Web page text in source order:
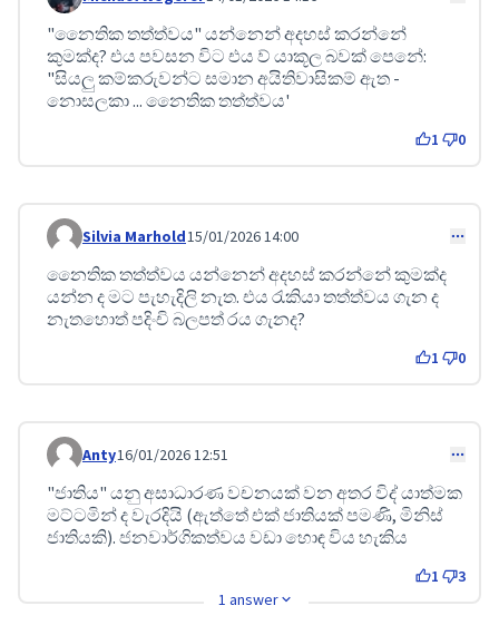
Comment 524
"නෛතික තත්ත්වය" යන්නෙන් අදහස් කරන්නේ
කුමක්ද? එය පවසන විට එය ව් යාකූල බවක් පෙනේ:
"සියලු කම්කරුවන්ට සමාන අයිතිවාසිකම් ඇත -
නොසලකා ... නෛතික තත්ත්වය'
1 0
Comment 529
Silvia Marhold15/01/2026 14:00
නෛතික තත්ත්වය යන්නෙන් අදහස් කරන්නේ කුමක්ද
යන්න ද මට පැහැදිලි නැත. එය රැකියා තත්ත්වය ගැන ද
නැතහොත් පදිංචි බලපත් රය ගැනද?
1 0
Comment 532
Anty16/01/2026 12:51
"ජාතිය" යනු අසාධාරණ වචනයක් වන අතර විද් යාත්මක
මට්ටමින් ද වැරදියි (ඇත්තේ එක් ජාතියක් පමණි, මිනිස්
ජාතියකි). ජනවාර්ගිකත්වය වඩා හොඳ විය හැකිය
1
3
1 answer